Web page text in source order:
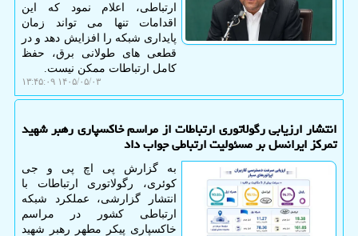
ارتباطی، اعلام نمود که این
اقدامات تنها می تواند زمان
پایداری شبکه را افزایش دهد و در
قطعی های طولانی برق، حفظ
کامل ارتباطات ممکن نیست.
۱۴۰۵/۰۵/۰۳ ۱۳:۴۵:۰۹
انتشار ارزیابی رگولاتوری ارتباطات از مراسم خاکسپاری رهبر شهید
تمرکز ایرانسل بر مسئولیت ارتباطی جواب داد
به گزارش پی اچ پی و جی
کوئری، رگولاتوری ارتباطات با
انتشار گزارشی، عملکرد شبکه
ارتباطی کشور در مراسم
خاکسپاری پیکر مطهر رهبر شهید